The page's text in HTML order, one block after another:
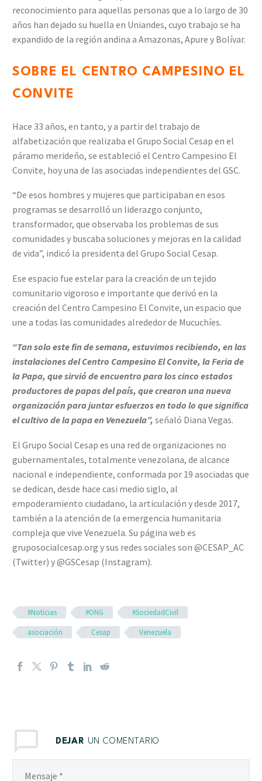
reconocimiento para aquellas personas que a lo largo de 30
años han dejado su huella en Uniandes, cuyo trabajo se ha
expandido de la región andina a Amazonas, Apure y Bolívar.
SOBRE EL CENTRO CAMPESINO EL
CONVITE
Hace 33 años, en tanto, y a partir del trabajo de
alfabetización que realizaba el Grupo Social Cesap en el
páramo merideño, se estableció el Centro Campesino El
Convite, hoy una de las asociadas independientes del GSC.
“De esos hombres y mujeres que participaban en esos
programas se desarrolló un liderazgo conjunto,
transformador, que observaba los problemas de sus
comunidades y buscaba soluciones y mejoras en la calidad
de vida”, indicó la presidenta del Grupo Social Cesap.
Ese espacio fue estelar para la creación de un tejido
comunitario vigoroso e importante que derivó en la
creación del Centro Campesino El Convite, un espacio que
une a todas las comunidades alrededor de Mucuchíes.
“Tan solo este fin de semana, estuvimos recibiendo, en las
instalaciones del Centro Campesino El Convite, la Feria de
la Papa, que sirvió de encuentro para los cinco estados
productores de papas del país, que crearon una nueva
organización para juntar esfuerzos en todo lo que significa
el cultivo de la papa en Venezuela”, señaló Diana Vegas.
El Grupo Social Cesap es una red de organizaciones no
gubernamentales, totalmente venezolana, de alcance
nacional e independiente, conformada por 19 asociadas que
se dedican, desde hace casi medio siglo, al
empoderamiento ciudadano, la articulación y desde 2017,
también a la atención de la emergencia humanitaria
compleja que vive Venezuela. Su página web es
gruposocialcesap.org y sus redes sociales son @CESAP_AC
(Twitter) y @GSCesap (Instagram).
#Noticias #ONG
#SociedadCivil
asociación
Cesap Venezuela
DEJAR UN COMENTARIO